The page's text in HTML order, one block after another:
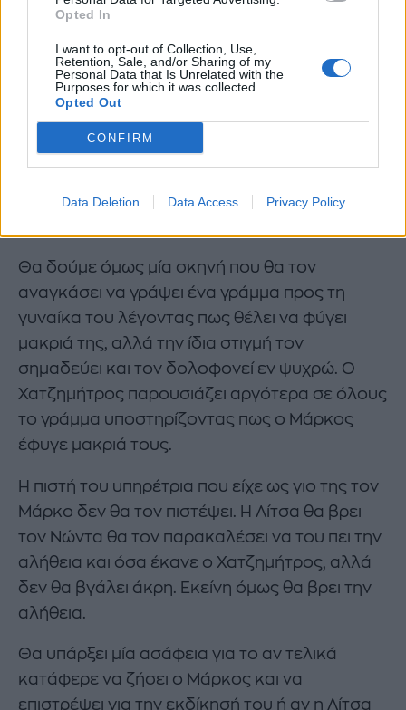
Opted In
I want to opt-out of Collection, Use,
Retention, Sale, and/or Sharing of my
Personal Data that Is Unrelated with the
Purposes for which it was collected.
Opted Out
CONFIRM
Data Deletion Data Access Privacy Policy
δεσμό με τη γυναίκα του. Δεν θα του το
αρνηθεί.
Θα δούμε όμως μία σκηνή που θα τον
αναγκάσει να γράψει ένα γράμμα προς τη
γυναίκα του λέγοντας πως θέλει να φύγει
μακριά της, αλλά την ίδια στιγμή τον
σημαδεύει και τον δολοφονεί εν ψυχρώ. Ο
Χατζημήτρος παρουσιάζει αργότερα σε όλους
το γράμμα υποστηρίζοντας πως ο Μάρκος
έφυγε μακριά τους.
Η πιστή του υπηρέτρια που είχε ως γιο της τον
Μάρκο δεν θα τον πιστέψει. Η Λίτσα θα βρει
τον Νώντα θα τον παρακαλέσει να του πει την
αλήθεια και όσα έκανε ο Χατζημήτρος, αλλά
δεν θα βγάλει άκρη. Εκείνη όμως θα βρει την
αλήθεια.
Θα υπάρξει μία ασάφεια για το αν τελικά
κατάφερε να ζήσει ο Μάρκος και να
επιστρέψει για την εκδίκησή του ή αν η Λίτσα